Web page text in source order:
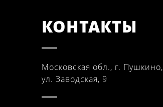
КОНТАКТЫ
Московская обл., г. Пушкино,
ул. Заводская, 9